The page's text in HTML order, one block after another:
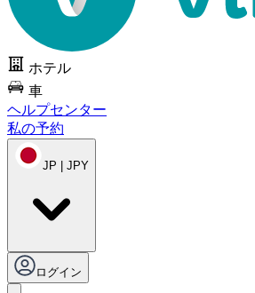
ホテル
車
ヘルプセンター
私の予約
JP | JPY
ログイン